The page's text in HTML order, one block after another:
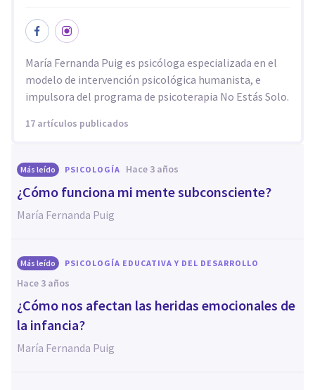
María Fernanda Puig es psicóloga especializada en el
modelo de intervención psicológica humanista, e
impulsora del programa de psicoterapia No Estás Solo.
17 artículos publicados
Más leído PSICOLOGÍA hace 3 años
¿Cómo funciona mi mente subconsciente?
María Fernanda Puig
Más leído PSICOLOGÍA EDUCATIVA Y DEL DESARROLLO
hace 3 años
¿Cómo nos afectan las heridas emocionales de
la infancia?
María Fernanda Puig